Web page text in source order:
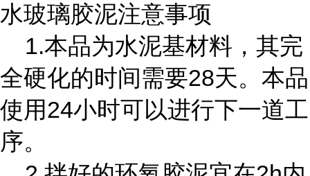
水玻璃胶泥注意事项
1.本品为水泥基材料，其完
全硬化的时间需要28天。本品
使用24小时可以进行下一道工
序。